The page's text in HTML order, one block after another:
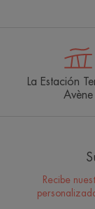
La Estación
Avène
Recibe